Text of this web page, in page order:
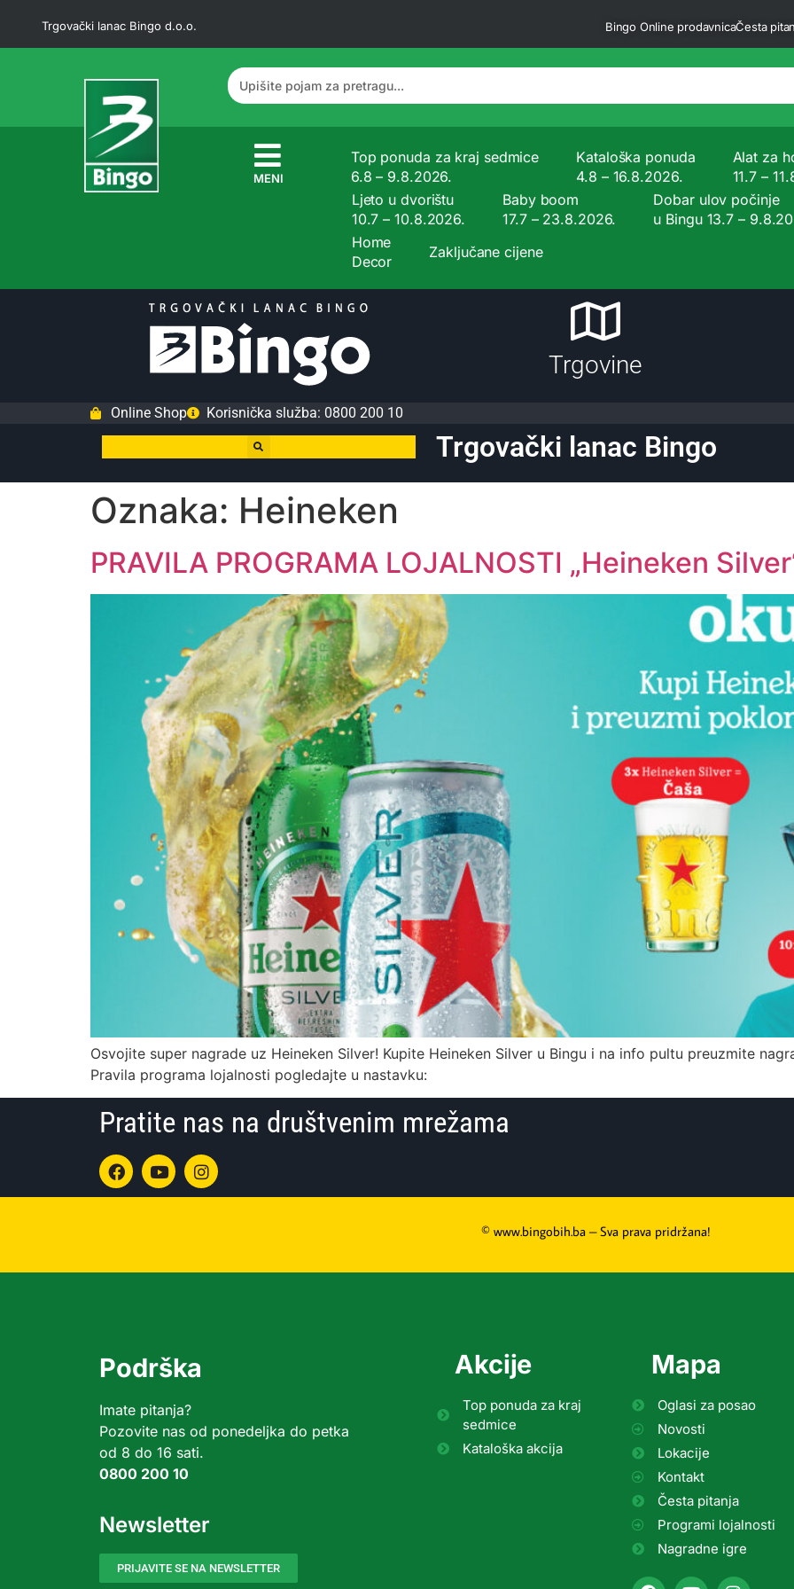
Trgovački lanac Bingo d.o.o. Bingo Online prodavnicaČesta
MENI
Top ponuda za kraj sedmice
6.8 – 9.8.2026.
Kataloška ponuda
4.8 – 16.8.2026.
Alat za
11.7 –
Ljeto u dvorištu
10.7 – 10.8.2026.
Baby boom
17.7 – 23.8.2026.
Dobar ulov počinje
u Bingu 13.7 –
Home
Decor
Zaključane cijene
Trgovine
Online Shop Korisnička služba: 0800 200 10
Trgovački lanac Bingo
Oznaka: Heineken
PRAVILA PROGRAMA LOJALNOSTI „Heineken
Osvojite super nagrade uz Heineken Silver! Kupite Heineken Silver u Bingu i na info pultu preuzmite
Pravila programa lojalnosti pogledajte u nastavku:
Pratite nas na društvenim mrežama
© www.bingobih.ba – Sva prava pridržana!
Podrška
Imate pitanja?
Pozovite nas od ponedeljka do petka
od 8 do 16 sati.
0800 200 10
Newsletter
PRIJAVITE SE NA NEWSLETTER
Akcije
Top ponuda za kraj
sedmice
Kataloška akcija
Mapa
Oglasi za posao
Novosti
Lokacije
Kontakt
Česta pitanja
Programi lojalnosti
Nagradne igre